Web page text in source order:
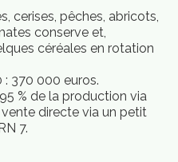
cerises, pêches, abricots,
conserve et,
céréales en rotation
: 370 000 euros.
% de la production via
vente directe via un petit
7.